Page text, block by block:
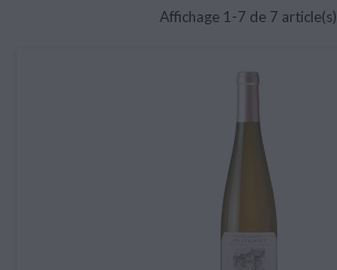
Affichage 1-7 de 7 article(s)